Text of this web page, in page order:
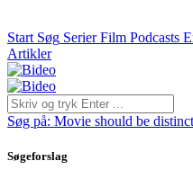
Start Søg Serier Film Podcasts
Artikler
Søg på: Movie should be
Søgeforslag